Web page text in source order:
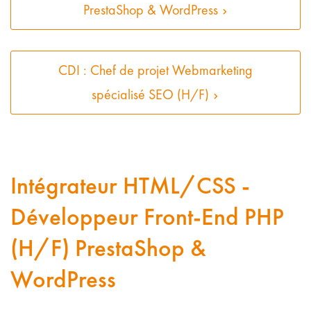
PrestaShop & WordPress
CDI : Chef de projet Webmarketing
spécialisé SEO (H/F)
Intégrateur HTML/CSS -
Développeur Front-End PHP
(H/F) PrestaShop &
WordPress